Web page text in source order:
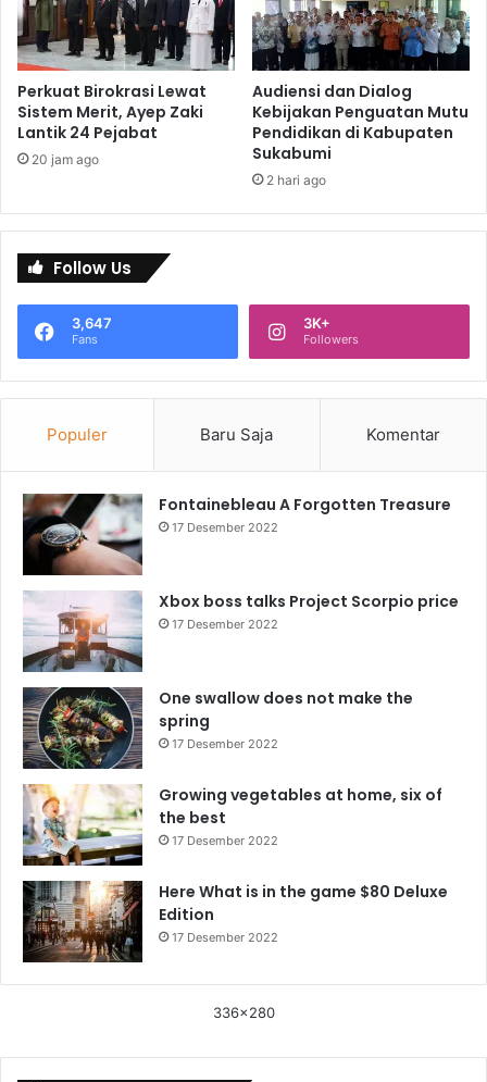
Perkuat Birokrasi Lewat
Sistem Merit, Ayep Zaki
Lantik 24 Pejabat
20 jam ago
Audiensi dan Dialog
Kebijakan Penguatan Mutu
Pendidikan di Kabupaten
Sukabumi
2 hari ago
Follow Us
3,647
Fans
3K+
Followers
Populer Baru Saja Komentar
Fontainebleau A Forgotten Treasure
17 Desember 2022
Xbox boss talks Project Scorpio price
17 Desember 2022
One swallow does not make the
spring
17 Desember 2022
Growing vegetables at home, six of
the best
17 Desember 2022
Here What is in the game $80 Deluxe
Edition
17 Desember 2022
336x280